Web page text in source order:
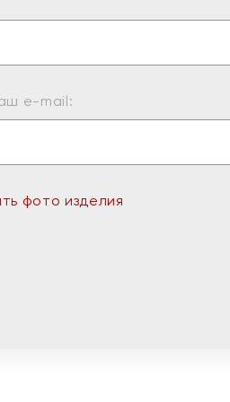
e-mail:
фото изделия